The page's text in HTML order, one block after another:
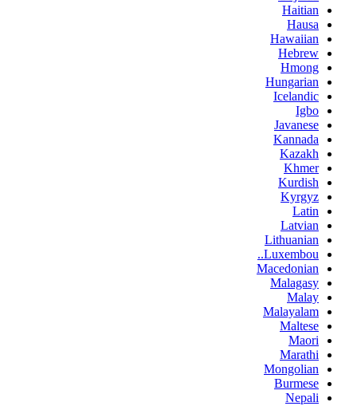
Haitian
Hausa
Hawaiian
Hebrew
Hmong
Hungarian
Icelandic
Igbo
Javanese
Kannada
Kazakh
Khmer
Kurdish
Kyrgyz
Latin
Latvian
Lithuanian
Luxembou..
Macedonian
Malagasy
Malay
Malayalam
Maltese
Maori
Marathi
Mongolian
Burmese
Nepali